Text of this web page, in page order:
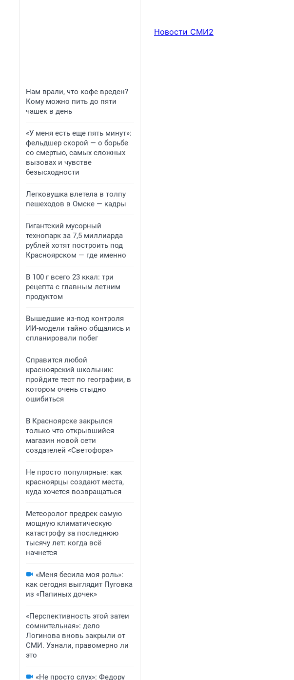
Нам врали, что кофе вреден?
Кому можно пить до пяти
чашек в день
«У меня есть еще пять минут»:
фельдшер скорой — о борьбе
со смертью, самых сложных
вызовах и чувстве
безысходности
Легковушка влетела в толпу
пешеходов в Омске — кадры
Гигантский мусорный
технопарк за 7,5 миллиарда
рублей хотят построить под
Красноярском — где именно
В 100 г всего 23 ккал: три
рецепта с главным летним
продуктом
Вышедшие из-под контроля
ИИ-модели тайно общались и
спланировали побег
Справится любой
красноярский школьник:
пройдите тест по географии, в
котором очень стыдно
ошибиться
В Красноярске закрылся
только что открывшийся
магазин новой сети
создателей «Светофора»
Не просто популярные: как
красноярцы создают места,
куда хочется возвращаться
Метеоролог предрек самую
мощную климатическую
катастрофу за последнюю
тысячу лет: когда всё
начнется
«Меня бесила моя роль»:
как сегодня выглядит Пуговка
из «Папиных дочек»
«Перспективность этой затеи
сомнительная»: дело
Логинова вновь закрыли от
СМИ. Узнали, правомерно ли
это
«Не просто слух»: Федору
Новости СМИ2